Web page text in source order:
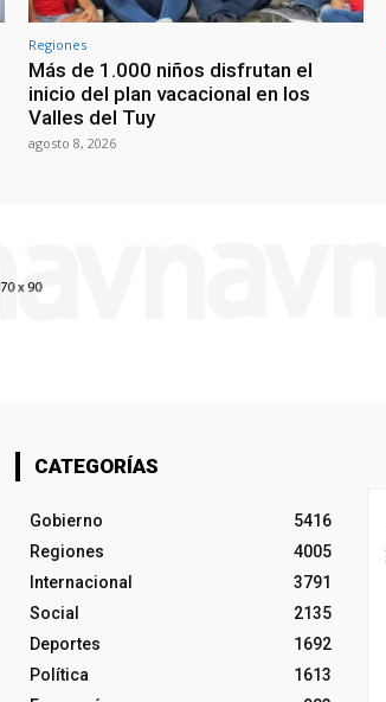
Regiones
Más de 1.000 niños disfrutan el
inicio del plan vacacional en los
Valles del Tuy
agosto 8, 2026
CATEGORÍAS
Gobierno
5416
Regiones
4005
Internacional
3791
Social
2135
Deportes
1692
Política
1613